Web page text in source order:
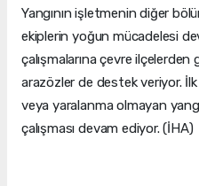
Yangının işletmenin diğer
ekiplerin yoğun mücadelesi
çalışmalarına çevre
arazözler de destek veriyor.
veya yaralanma olmayan
çalışması devam ediyor. (İHA)